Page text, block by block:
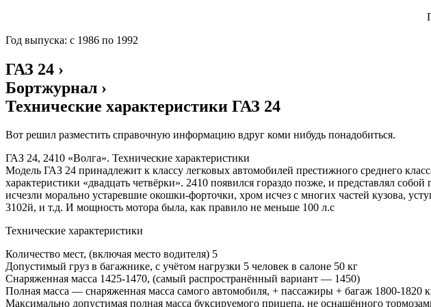
Год выпуска: с 1986 по 1992
ГАЗ 24 ›
Бортжурнал ›
Технические характеристики ГАЗ 24
Вот решил разместить справочную информацию вдруг коми нибудь понадобиться.
ГАЗ 24, 2410 «Волга». Технические характеристики
Модель ГАЗ 24 принадлежит к классу легковых автомобилей престижного среднего
характеристики «двадцать четвёрки». 2410 появился гораздо позже, и представлял
исчезли морально устаревшие окошки-форточки, хром исчез с многих частей кузова,
3102й, и т.д. И мощность мотора была, как правило не меньше 100 л.с
Технические характеристики
Количество мест, (включая место водителя) 5
Допустимый груз в багажнике, с учётом нагрузки 5 человек в салоне 50 кг
Снаряженная масса 1425-1470, (самый распространённый вариант — 1450)
Полная масса — снаряженная масса самого автомобиля, + пассажиры + багаж 1800-1820
Максимально допустимая полная масса буксируемого прицепа, не оснащённого